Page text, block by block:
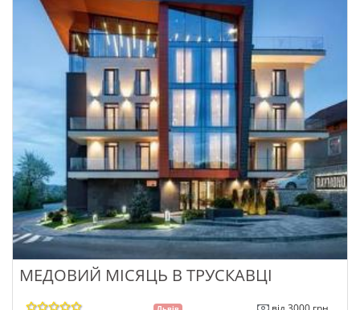
МЕДОВИЙ МІСЯЦЬ В ТРУСКАВЦІ